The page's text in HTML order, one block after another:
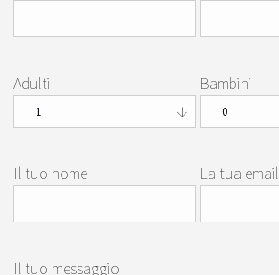
Adulti Bambini
Il tuo nome La tua email
Il tuo messaggio